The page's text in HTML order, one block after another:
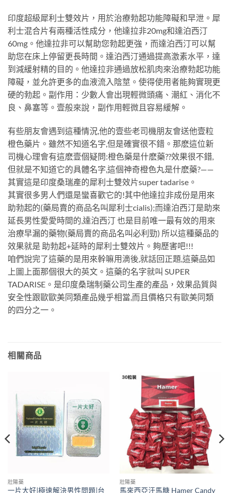
印度超級犀利士雙效片，用於治療勃起功能障礙和早泄。犀
利士混合片有兩種活性成分，他達拉非20mg和達泊西汀
60mg。他達拉非可以幫助您勃起更強，而達泊西汀可以幫
助您在床上停留更長時間。達泊西汀通過提高激素水平，達
到減緩射精的目的。他達拉非通過放松肌肉來治療勃起功能
障礙，並允許更多的血液流入陰莖。使得使用者能夠實現更
硬的勃起。副作用：少數人會出現輕微頭痛、潮紅、消化不
良、鼻塞等。壹般來說，副作用輕微且容易緩解。
有些朋友會遇到這種情況,他的壹些老司機朋友會送他壹粒
橙色藥片。雖然不知道名字,但是確實很不錯。那麽這位新
司機心理會有這麽壹個疑問:橙色藥是什麽藥??效果很不錯,
但就是不知道它的具體名字,這個神奇橙色丸是什麽藥?——
其實這是印度桑瑞產的犀利士雙效片super tadarise。
其實很多男人們還是蠻喜歡它的!其中他達拉非成份是用來
助勃起的(藥局賣的商品名叫犀利士cialis);而達泊西汀是助來
延長男性愛愛時間的,達泊西汀 也是目前唯一最有效的用來
治療早漏的藥物(藥局賣的商品名叫必利勁) 所以這種藥品的
效果就是 助勃起+延時的犀利士雙效片。夠歷害吧!!!
咱們說完了這藥的是用來幹嘛用滴後,就話回正題,這藥品如
上圖上面那個很大的英文。這藥的名字就叫 SUPER
TADARISE。是印度桑瑞制藥公司生產的產品，效果品質與
安全性跟歐歐美同類產品幾乎相當,而且價格只有歐美同類
的四分之一。
相關商品
壯陽藥
一片大好|極速解決男性問題|台
壯陽藥
馬來西亞汗馬糖 Hamer Candy